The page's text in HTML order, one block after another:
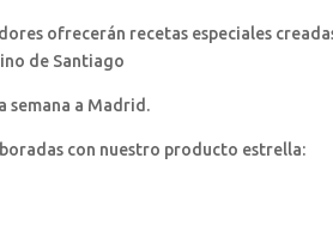
ofrecerán recetas especiales
de Santiago
semana a Madrid.
con nuestro producto estrella: